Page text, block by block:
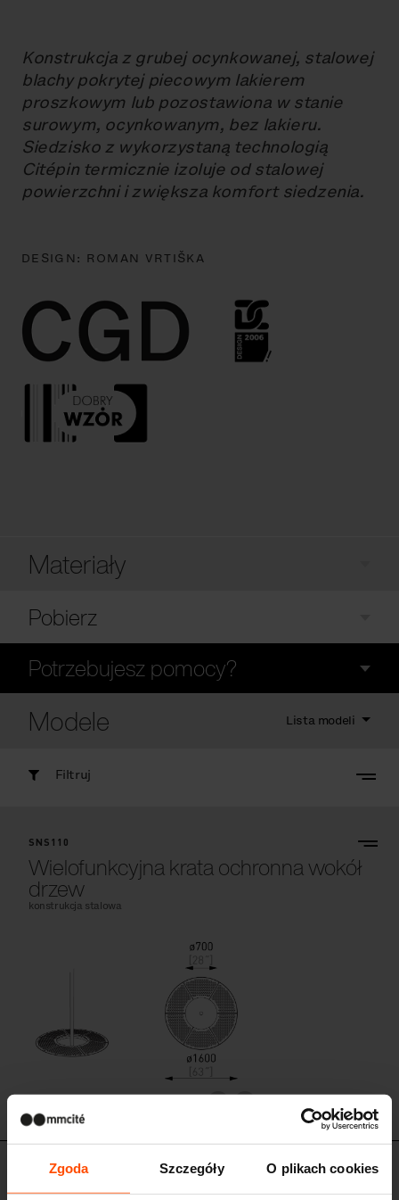
Zgoda Szczegóły O plikach cookies
Konstrukcja z grubej ocynkowanej, stalowej
blachy pokrytej piecowym lakierem
proszkowym lub pozostawiona w stanie
surowym, ocynkowanym, bez lakieru.
Siedzisko z wykorzystaną technologią
Citépin termicznie izoluje od stalowej
powierzchni i zwiększa komfort siedzenia.
DESIGN: ROMAN VRTIŠKA
Materiały
Pobierz
Potrzebujesz pomocy?
Modele Lista modeli
Filtruj
SNS110
Wielofunkcyjna krata ochronna wokół
drzew
konstrukcja stalowa
SNS210-01 - SNS210-02 - SNS210-03